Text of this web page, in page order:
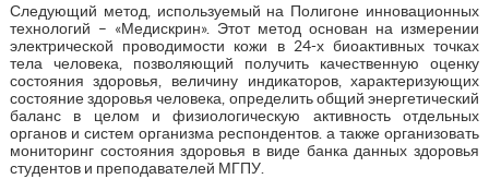
Следующий метод, используемый на Полигоне инновационных
технологий – «Медискрин». Этот метод основан на измерении
электрической проводимости кожи в 24-х биоактивных точках
тела человека, позволяющий получить качественную оценку
состояния здоровья, величину индикаторов, характеризующих
состояние здоровья человека, определить общий энергетический
баланс в целом и физиологическую активность отдельных
органов и систем организма респондентов. а также организовать
мониторинг состояния здоровья в виде банка данных здоровья
студентов и преподавателей МГПУ.